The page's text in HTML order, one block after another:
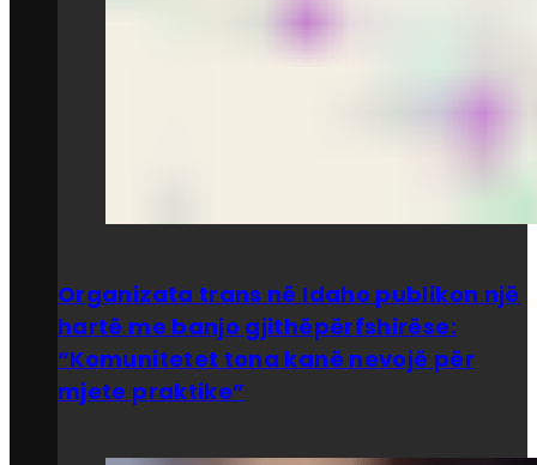
Organizata trans në Idaho publikon një
hartë me banjo gjithëpërfshirëse:
“Komunitetet tona kanë nevojë për
mjete praktike”